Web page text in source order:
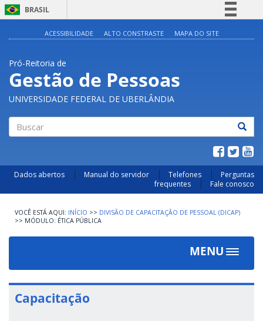
BRASIL
Acesso à informação
Legislação
Canais
ACESSIBILIDADE ALTO CONSTRASTE MAPA DO SITE
Pró-Reitoria de
Gestão de Pessoas
UNIVERSIDADE FEDERAL DE UBERLÂNDIA
Dados abertos Manual do servidor Telefones
Perguntas
frequentes
Fale conosco
INÍCIO >> DIVISÃO DE CAPACITAÇÃO DE PESSOAL (DICAP)
>> MÓDULO: ÉTICA PÚBLICA
MENU
Toggle
Capacitação